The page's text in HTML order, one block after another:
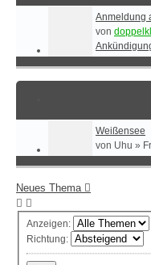
Anmeldung
von
Weißensee
von Uhu »
Neues Thema
Anzeigen:
Richtung: